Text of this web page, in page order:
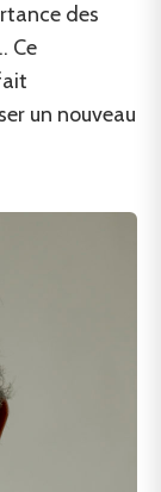
des
Ce
un nouveau